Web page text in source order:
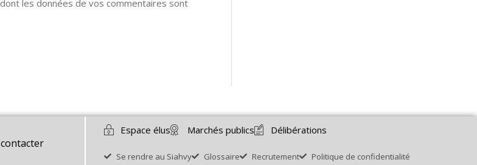
les données de vos commentaires sont
Espace élus Marchés publics Délibérations
Se rendre au Siahvy Glossaire Recrutement Politique de confidentialité